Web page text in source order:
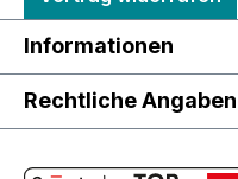
Akkupack Sie Ihre
dank hochwertigster
Akkupacks äußerst
selbstverständlich
Informationen
Rechtliche Angaben